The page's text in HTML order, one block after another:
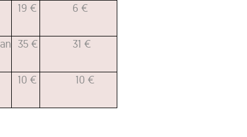
19 € 6 €
35 € 31 €
10 € 10 €